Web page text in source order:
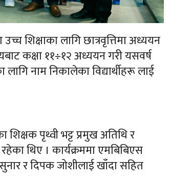
शिक्षाका लागि छात्रवृत्तिमा अध्ययन
कक्षा ११÷१२ अध्ययन गरी यसवर्ष
नाम निकालेका विद्यार्थीहरू लाई
पृथ्वी भट्ट प्रमुख अतिथि र
थिए । कार्यक्रममा एमबिबिएस
र दिपक जोशीलाई खाँदा सहित